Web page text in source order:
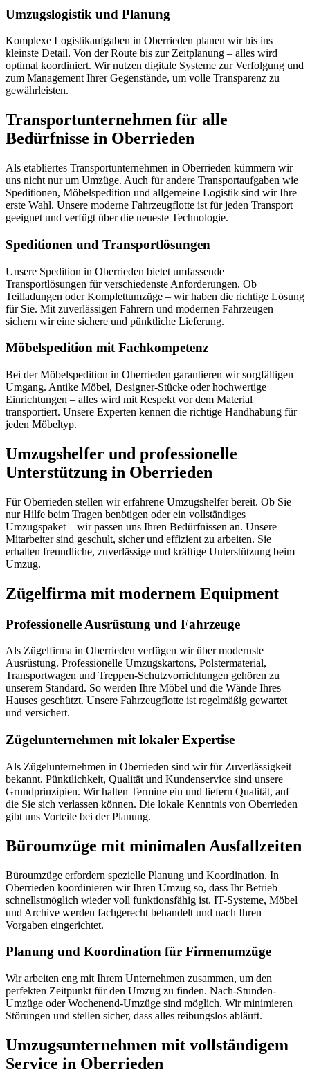
Umzugslogistik und Planung
Komplexe Logistikaufgaben in Oberrieden planen wir bis ins
kleinste Detail. Von der Route bis zur Zeitplanung – alles wird
optimal koordiniert. Wir nutzen digitale Systeme zur Verfolgung und
zum Management Ihrer Gegenstände, um volle Transparenz zu
gewährleisten.
Transportunternehmen für alle
Bedürfnisse in Oberrieden
Als etabliertes Transportunternehmen in Oberrieden kümmern wir
uns nicht nur um Umzüge. Auch für andere Transportaufgaben wie
Speditionen, Möbelspedition und allgemeine Logistik sind wir Ihre
erste Wahl. Unsere moderne Fahrzeugflotte ist für jeden Transport
geeignet und verfügt über die neueste Technologie.
Speditionen und Transportlösungen
Unsere Spedition in Oberrieden bietet umfassende
Transportlösungen für verschiedenste Anforderungen. Ob
Teilladungen oder Komplettumzüge – wir haben die richtige Lösung
für Sie. Mit zuverlässigen Fahrern und modernen Fahrzeugen
sichern wir eine sichere und pünktliche Lieferung.
Möbelspedition mit Fachkompetenz
Bei der Möbelspedition in Oberrieden garantieren wir sorgfältigen
Umgang. Antike Möbel, Designer-Stücke oder hochwertige
Einrichtungen – alles wird mit Respekt vor dem Material
transportiert. Unsere Experten kennen die richtige Handhabung für
jeden Möbeltyp.
Umzugshelfer und professionelle
Unterstützung in Oberrieden
Für Oberrieden stellen wir erfahrene Umzugshelfer bereit. Ob Sie
nur Hilfe beim Tragen benötigen oder ein vollständiges
Umzugspaket – wir passen uns Ihren Bedürfnissen an. Unsere
Mitarbeiter sind geschult, sicher und effizient zu arbeiten. Sie
erhalten freundliche, zuverlässige und kräftige Unterstützung beim
Umzug.
Zügelfirma mit modernem Equipment
Professionelle Ausrüstung und Fahrzeuge
Als Zügelfirma in Oberrieden verfügen wir über modernste
Ausrüstung. Professionelle Umzugskartons, Polstermaterial,
Transportwagen und Treppen-Schutzvorrichtungen gehören zu
unserem Standard. So werden Ihre Möbel und die Wände Ihres
Hauses geschützt. Unsere Fahrzeugflotte ist regelmäßig gewartet
und versichert.
Zügelunternehmen mit lokaler Expertise
Als Zügelunternehmen in Oberrieden sind wir für Zuverlässigkeit
bekannt. Pünktlichkeit, Qualität und Kundenservice sind unsere
Grundprinzipien. Wir halten Termine ein und liefern Qualität, auf
die Sie sich verlassen können. Die lokale Kenntnis von Oberrieden
gibt uns Vorteile bei der Planung.
Büroumzüge mit minimalen Ausfallzeiten
Büroumzüge erfordern spezielle Planung und Koordination. In
Oberrieden koordinieren wir Ihren Umzug so, dass Ihr Betrieb
schnellstmöglich wieder voll funktionsfähig ist. IT-Systeme, Möbel
und Archive werden fachgerecht behandelt und nach Ihren
Vorgaben eingerichtet.
Planung und Koordination für Firmenumzüge
Wir arbeiten eng mit Ihrem Unternehmen zusammen, um den
perfekten Zeitpunkt für den Umzug zu finden. Nach-Stunden-
Umzüge oder Wochenend-Umzüge sind möglich. Wir minimieren
Störungen und stellen sicher, dass alles reibungslos abläuft.
Umzugsunternehmen mit vollständigem
Service in Oberrieden